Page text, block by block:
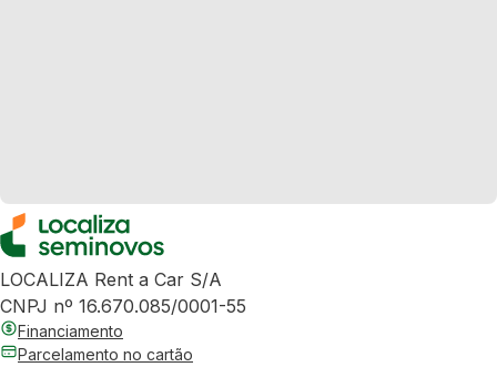
LOCALIZA Rent a Car S/A
CNPJ nº 16.670.085/0001-55
Financiamento
Parcelamento no cartão